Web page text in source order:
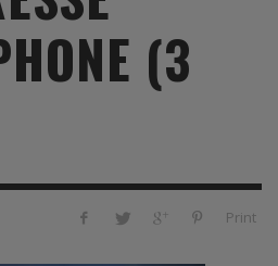
(3
Print